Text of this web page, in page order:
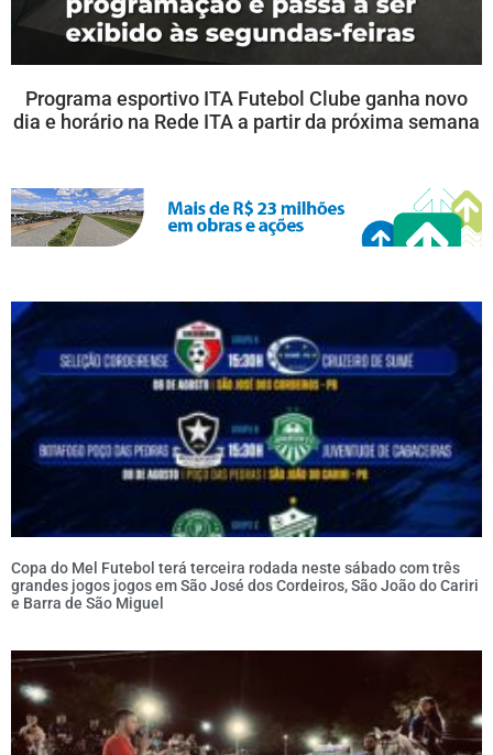
Programa esportivo ITA Futebol Clube ganha novo
dia e horário na Rede ITA a partir da próxima semana
Copa do Mel Futebol terá terceira rodada neste sábado com três
grandes jogos jogos em São José dos Cordeiros, São João do Cariri
e Barra de São Miguel